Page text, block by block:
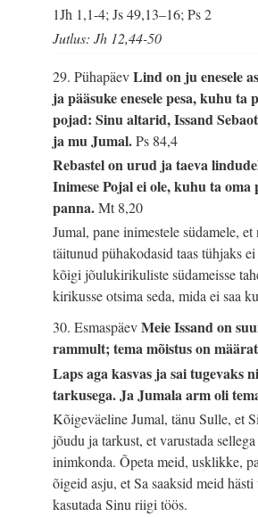
1Jh 1,1-4; Js 49,13–16; Ps 2
Jutlus: Jh 12,44-50
29. PühapäevLind on ju enesele
ja pääsuke enesele pesa, kuhu ta
pojad: Sinu altarid, Issand
ja mu Jumal.Ps 84,4
Rebastel on urud ja taeva
Inimese Pojal ei ole, kuhu ta oma
panna.Mt 8,20
Jumal, pane inimestele südamele,
täitunud pühakodasid taas tühjaks
kõigi jõulukirikuliste südameisse
kirikusse otsima seda, mida ei saa
30. EsmaspäevMeie Issand on
rammult; tema mõistus on
Laps aga kasvas ja sai tugevaks
tarkusega. Ja Jumala arm oli
Kõigeväeline Jumal, tänu Sulle, et
jõudu ja tarkust, et varustada
inimkonda. Õpeta meid, usklikke,
õigeid asju, et Sa saaksid meid hästi
kasutada Sinu riigi töös.